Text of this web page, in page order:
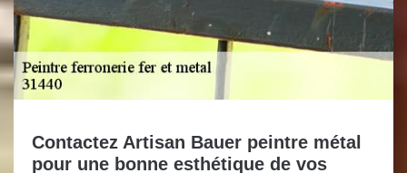
Contactez Artisan Bauer peintre métal
pour une bonne esthétique de vos